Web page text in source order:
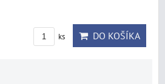
ks DO KOŠÍKA